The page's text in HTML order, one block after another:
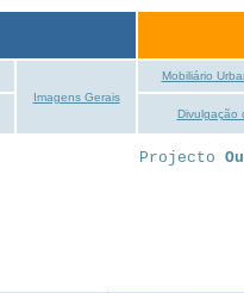
Imagens Gerais
Mobiliário
Divulgação
Projecto